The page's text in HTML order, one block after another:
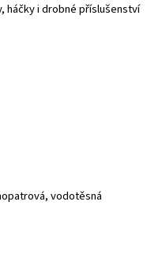
háčky i drobné příslušenství
vodotěsná